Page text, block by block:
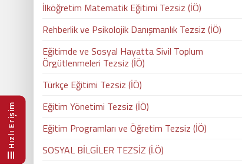
Hızlı Erişim
İlköğretim Matematik Eğitimi Tezsiz (İÖ)
Rehberlik ve Psikolojik Danışmanlık Tezsiz (İÖ)
Eğitimde ve Sosyal Hayatta Sivil Toplum
Örgütlenmeleri Tezsiz (İÖ)
Türkçe Eğitimi Tezsiz (İÖ)
Eğitim Yönetimi Tezsiz (İÖ)
Eğitim Programları ve Öğretim Tezsiz (İÖ)
SOSYAL BİLGİLER TEZSİZ (İ.Ö)